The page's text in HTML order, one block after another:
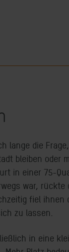
lange die
bleiben oder
in einer 75-
war, rückte
fiel ihnen
zu lassen.
in eine